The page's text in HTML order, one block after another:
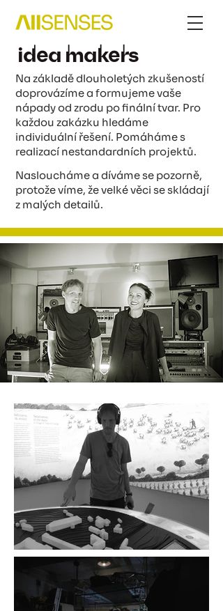
idea makers
Na základě dlouholetých zkušeností
doprovázíme a formujeme vaše
nápady od zrodu po finální tvar. Pro
každou zakázku hledáme
individuální řešení. Pomáháme s
realizací nestandardních projektů.
Nasloucháme a díváme se pozorně,
protože víme, že velké věci se skládají
z malých detailů.